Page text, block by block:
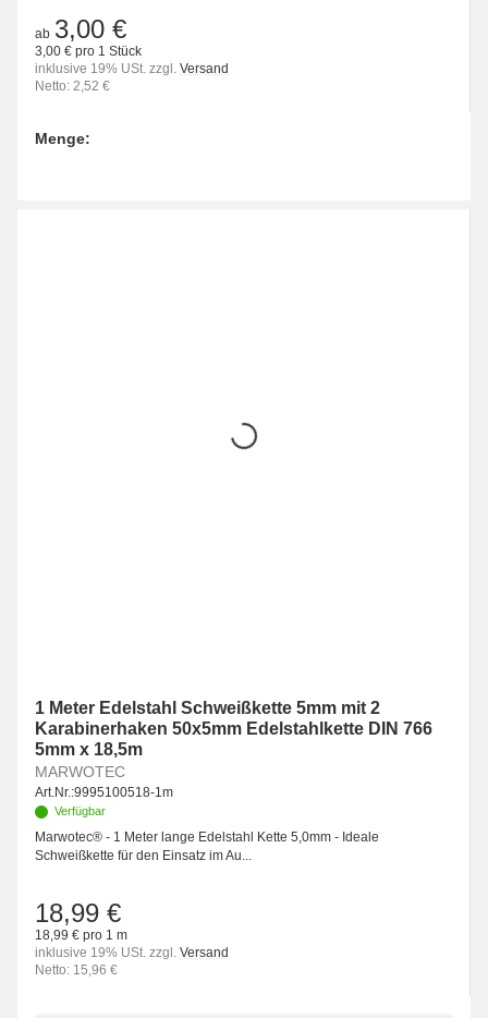
ab 3,00 €
3,00 € pro 1 Stück
inklusive 19% USt. zzgl. Versand
Netto: 2,52 €
Menge:
1 Meter Edelstahl Schweißkette 5mm mit 2
Karabinerhaken 50x5mm Edelstahlkette DIN 766
5mm x 18,5m
MARWOTEC
Art.Nr.:9995100518-1m
Verfügbar
Marwotec® - 1 Meter lange Edelstahl Kette 5,0mm - Ideale
Schweißkette für den Einsatz im Au...
18,99 €
18,99 € pro 1 m
inklusive 19% USt. zzgl. Versand
Netto: 15,96 €